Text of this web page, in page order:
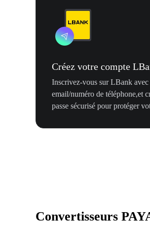
Créez votre compte
Inscrivez-vous sur LBank avec
email/numéro de téléphone,et
passe sécurisé pour protéger
Convertisseurs